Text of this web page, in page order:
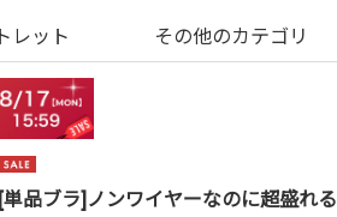
レット その他のカテゴリ
[単品ブラ]ノンワイヤーなのに超盛れる